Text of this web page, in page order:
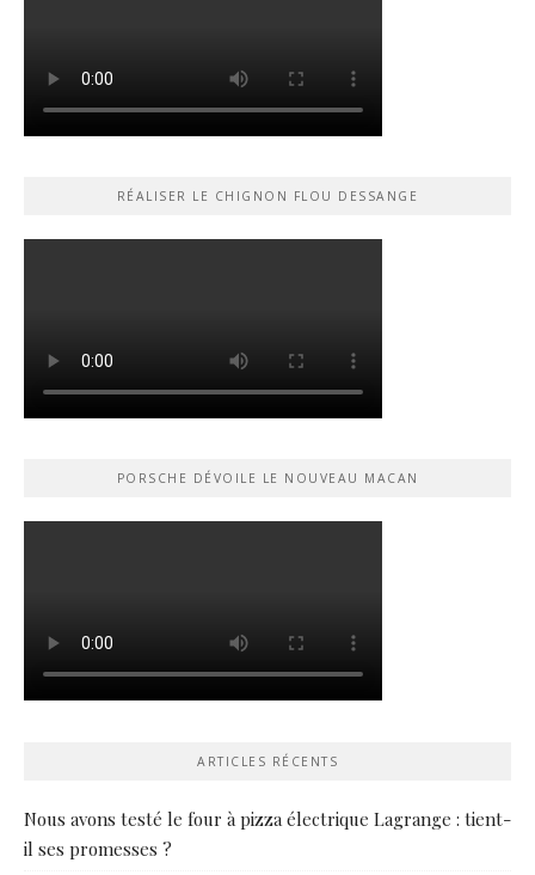
RÉALISER LE CHIGNON FLOU DESSANGE
PORSCHE DÉVOILE LE NOUVEAU MACAN
ARTICLES RÉCENTS
Nous avons testé le four à pizza électrique Lagrange : tient-
il ses promesses ?